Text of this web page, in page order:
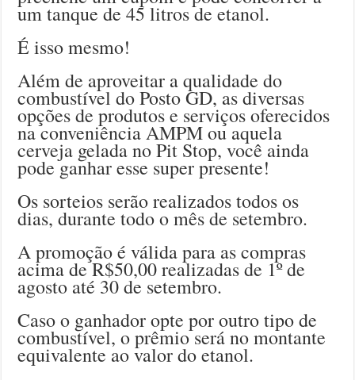
um tanque de 45 litros de etanol.
É isso mesmo!
Além de aproveitar a qualidade do
combustível do Posto GD, as diversas
opções de produtos e serviços oferecidos
na conveniência AMPM ou aquela
cerveja gelada no Pit Stop, você ainda
pode ganhar esse super presente!
Os sorteios serão realizados todos os
dias, durante todo o mês de setembro.
A promoção é válida para as compras
acima de R$50,00 realizadas de 1º de
agosto até 30 de setembro.
Caso o ganhador opte por outro tipo de
combustível, o prêmio será no montante
equivalente ao valor do etanol.